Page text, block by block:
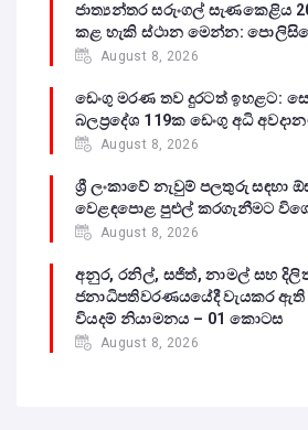
ජාත්‍යන්තර සරුංගල් සැණකෙළිය
කළ හැකි ස්ථාන මෙන්න:
August 8, 2026
ඩෙංගු මරණ තව දුරටත් ඉහළට:
බලප්‍රදේශ 119ක ඩෙංගු අධි
August 8, 2026
ශ්‍රී ලංකාවේ නැවුම් පලතුරු සඳහා
වෙළඳපොළ පුළුල් කරගැනීමට
August 8, 2026
අනුර, රනිල්, සජිත්, නාමල් සහ
ජනාධිපතිවරණයයේදී වැයකර
වියදම් නියාමනය – 01 කොටස
August 8, 2026